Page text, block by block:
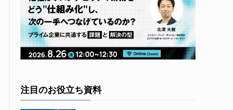
注目のお役立ち資料